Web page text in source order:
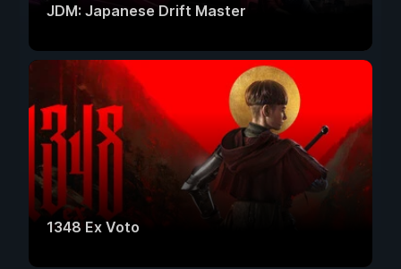
JDM: Japanese Drift Master
1348 Ex Voto